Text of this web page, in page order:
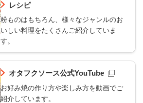
レシピ
粉ものはもちろん、様々なジャンルのお
いしい料理をたくさんご紹介していま
す。
オタフクソース公式YouTube
お好み焼の作り方や楽しみ方を動画でご
紹介しています。